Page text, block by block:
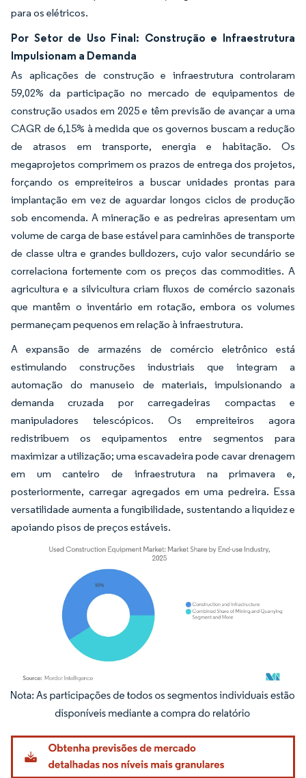
para os elétricos.
Por Setor de Uso Final: Construção e Infraestrutura
Impulsionam a Demanda
As aplicações de construção e infraestrutura controlaram
59,02% da participação no mercado de equipamentos de
construção usados em 2025 e têm previsão de avançar a uma
CAGR de 6,15% à medida que os governos buscam a redução
de atrasos em transporte, energia e habitação. Os
megaprojetos comprimem os prazos de entrega dos projetos,
forçando os empreiteiros a buscar unidades prontas para
implantação em vez de aguardar longos ciclos de produção
sob encomenda. A mineração e as pedreiras apresentam um
volume de carga de base estável para caminhões de transporte
de classe ultra e grandes bulldozers, cujo valor secundário se
correlaciona fortemente com os preços das commodities. A
agricultura e a silvicultura criam fluxos de comércio sazonais
que mantêm o inventário em rotação, embora os volumes
permaneçam pequenos em relação à infraestrutura.
A expansão de armazéns de comércio eletrônico está
estimulando construções industriais que integram a
automação do manuseio de materiais, impulsionando a
demanda cruzada por carregadeiras compactas e
manipuladores telescópicos. Os empreiteiros agora
redistribuem os equipamentos entre segmentos para
maximizar a utilização; uma escavadeira pode cavar drenagem
em um canteiro de infraestrutura na primavera e,
posteriormente, carregar agregados em uma pedreira. Essa
versatilidade aumenta a fungibilidade, sustentando a liquidez e
apoiando pisos de preços estáveis.
Imagem © Mordor Intelligence. O reuso requer atribuição conforme CC BY 4.0.